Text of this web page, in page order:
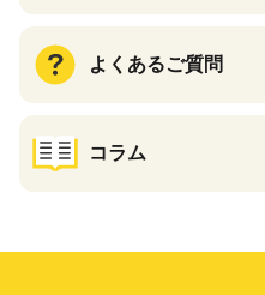
よくあるご質問
コラム